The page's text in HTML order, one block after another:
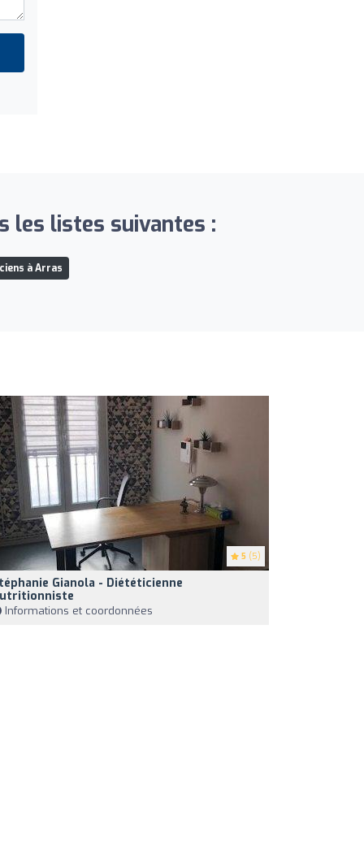
les listes suivantes :
à Arras
5 (5)
Gianola - Diététicienne
Informations et coordonnées